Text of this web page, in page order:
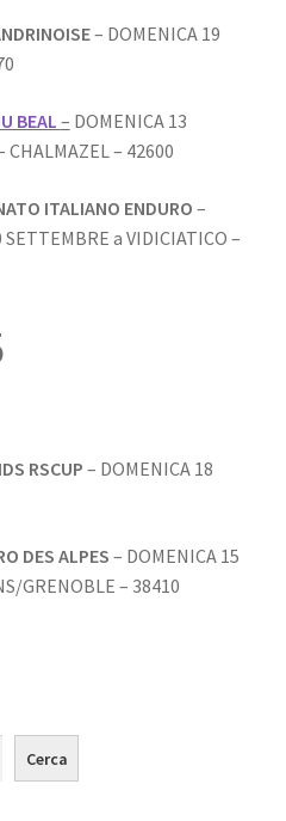
– DOMENICA 19
BEAL– DOMENICA 13
CHALMAZEL – 42600
ITALIANO ENDURO –
a VIDICIATICO –
RSCUP – DOMENICA 18
DES ALPES – DOMENICA 15
GRENOBLE – 38410
Cerca